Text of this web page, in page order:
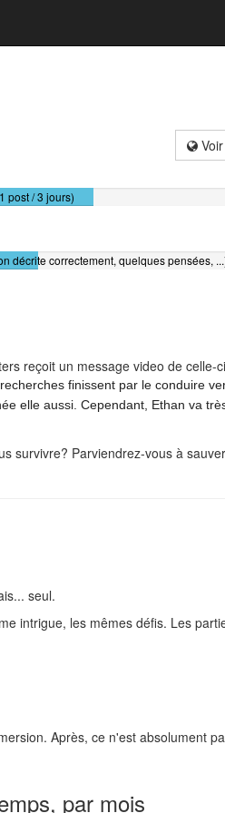
post / 3 jours)
décrite correctement, quelques pensées,
reçoit un message video de celle-
finissent par le conduire
elle aussi. Cependant, Ethan va
survivre? Parviendrez-vous à
seul.
intrigue, les mêmes défis. Les
Après, ce n'est absolument
par mois